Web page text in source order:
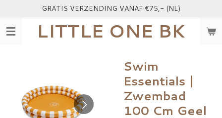
naar
LITTLE ONE BK
GRATIS VERZENDING VANAF €75,- (NL)
Swim
Essentials |
Zwembad
100 Cm Geel